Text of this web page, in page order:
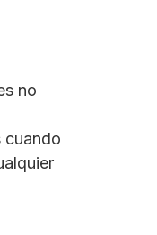
no
cuando